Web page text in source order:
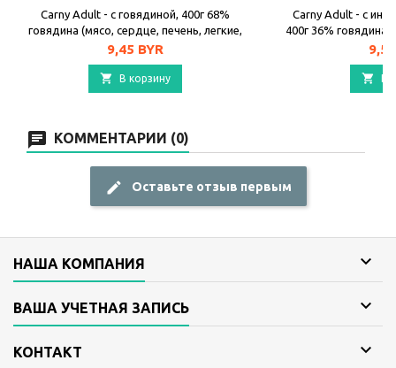
Carny Adult - с говядиной, 400г 68%
говядина (мясо, сердце, печень, легкие,
почки, вымя), 31% бульон, карбонат
кальция
Цена
9,45 BYR
 В корзину
Carny Adult - с
400г 36% говядина
почки, вымя),
сердце), 4%
 В
КОММЕНТАРИИ (0)
Оставьте отзыв первым
НАША КОМПАНИЯ 
ВАША УЧЕТНАЯ ЗАПИСЬ 
КОНТАКТ 